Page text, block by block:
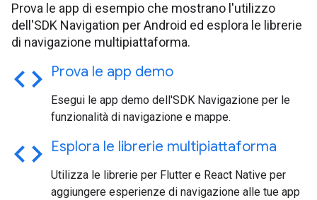
Prova le app di esempio che mostrano l'utilizzo
dell'SDK Navigation per Android ed esplora le librerie
di navigazione multipiattaforma.
code Prova le app demo
Esegui le app demo dell'SDK Navigazione per le
funzionalità di navigazione e mappe.
code Esplora le librerie multipiattaforma
Utilizza le librerie per Flutter e React Native per
aggiungere esperienze di navigazione alle tue app